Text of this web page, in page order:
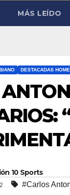
MÁS LEÍDO
DESTACADAS HOME
10 Sports
#Carlos